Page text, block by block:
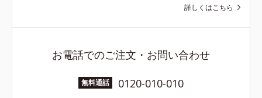
詳しくはこちら
お電話でのご注文・お問い合わせ
無料通話 0120-010-010